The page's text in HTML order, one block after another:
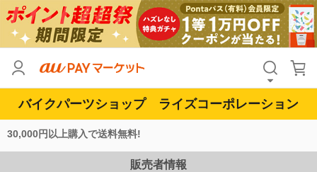
バイクパーツショップ ライズコーポレーション
30,000円以上購入で送料無料!
販売者情報